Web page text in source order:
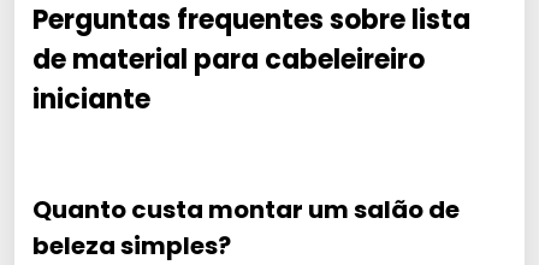
Perguntas frequentes sobre lista
de material para cabeleireiro
iniciante
Quanto custa montar um salão de
beleza simples?